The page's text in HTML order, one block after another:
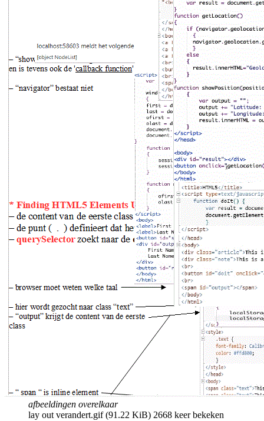
afbeeldingen overelkaar
lay out verandert.gif (91.22 KiB) 2668 keer bekeken